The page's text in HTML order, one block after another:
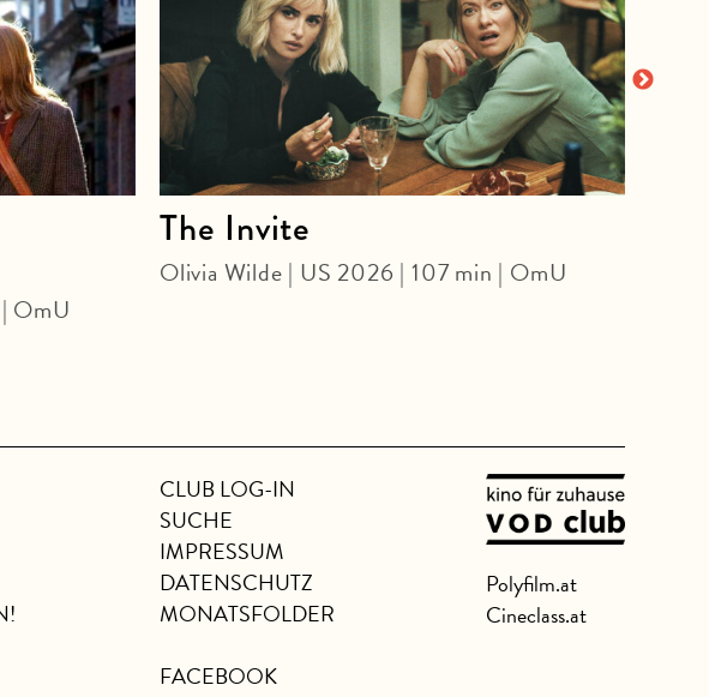
OmU
The Invite
Olivia Wilde | US 2026 | 107 min | OmU
CLUB LOG-IN
SUCHE
IMPRESSUM
DATENSCHUTZ
MONATSFOLDER
FACEBOOK
Polyfilm.at
Cineclass.at